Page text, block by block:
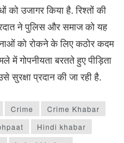
को उजागर किया है. रिश्तों की
ने पुलिस और समाज को यह
को रोकने के लिए कठोर कदम
गोपनीयता बरतते हुए पीड़िता
सुरक्षा प्रदान की जा रही है.
Crime
Crime Khabar
Hindi khabar